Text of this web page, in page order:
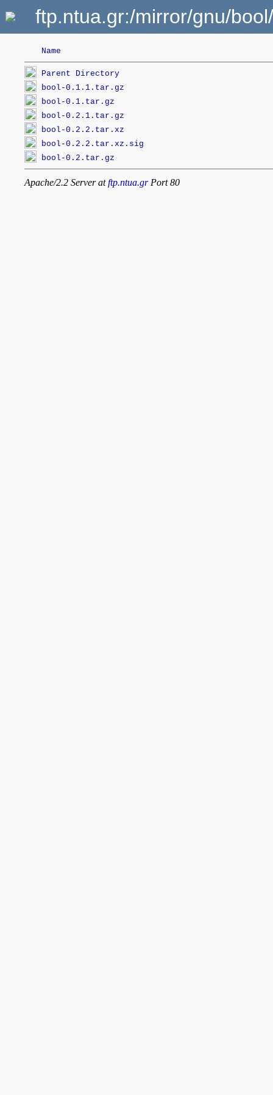
ftp.ntua.gr:/mirror/gnu/bool/
Name
Parent Directory
bool-0.1.1.tar.gz
bool-0.1.tar.gz
bool-0.2.1.tar.gz
bool-0.2.2.tar.xz
bool-0.2.2.tar.xz.sig
bool-0.2.tar.gz
Apache/2.2 Server atftp.ntua.grPort 80